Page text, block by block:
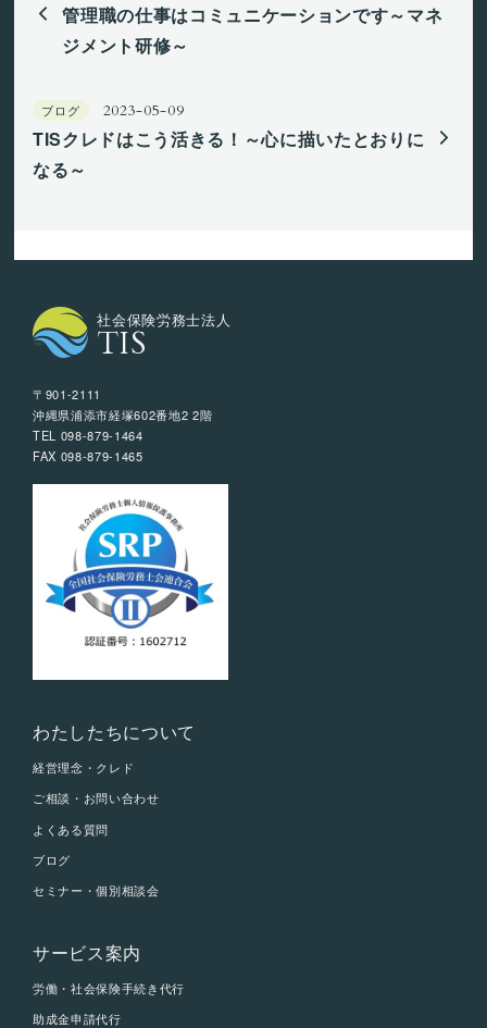
管理職の仕事はコミュニケーションです～マネ
ジメント研修～
ブログ 2023-05-09
TISクレドはこう活きる！～心に描いたとおりに
なる～
社会保険労務士法人
TIS
〒901-2111
沖縄県浦添市経塚602番地2 2階
TEL 098-879-1464
FAX 098-879-1465
わたしたちについて
経営理念・クレド
ご相談・お問い合わせ
よくある質問
ブログ
セミナー・個別相談会
サービス案内
労働・社会保険手続き代行
助成金申請代行